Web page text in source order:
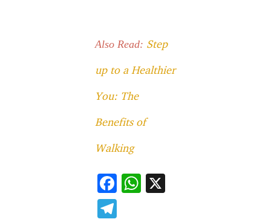
Also Read: Step
up to a Healthier
You: The
Benefits of
Walking
F
W